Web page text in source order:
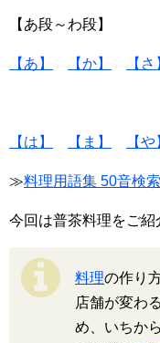
【あ段～わ段】
【あ】 【か】 【さ
【は】 【ま】 【や
≫料理用語集 50音検
今回は普茶料理をご紹
料理の作り
店舗が変わ
め、いちか